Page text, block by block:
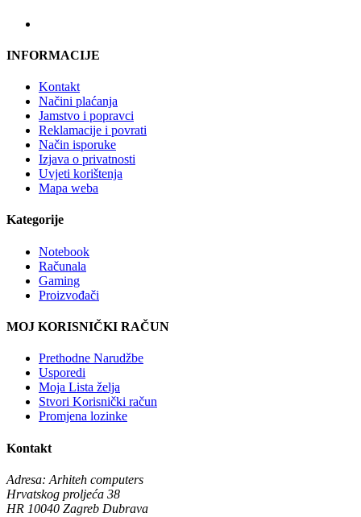
INFORMACIJE
Kontakt
Načini plaćanja
Jamstvo i popravci
Reklamacije i povrati
Način isporuke
Izjava o privatnosti
Uvjeti korištenja
Mapa weba
Kategorije
Notebook
Računala
Gaming
Proizvođači
MOJ KORISNIČKI RAČUN
Prethodne Narudžbe
Usporedi
Moja Lista želja
Stvori Korisnički račun
Promjena lozinke
Kontakt
Adresa: Arhiteh computers
Hrvatskog proljeća 38
HR 10040 Zagreb Dubrava